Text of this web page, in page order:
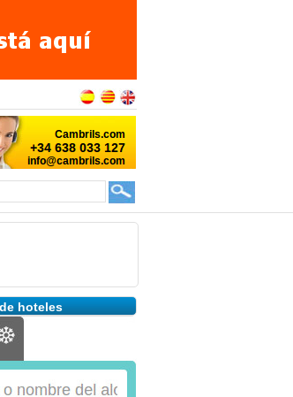
hoteles